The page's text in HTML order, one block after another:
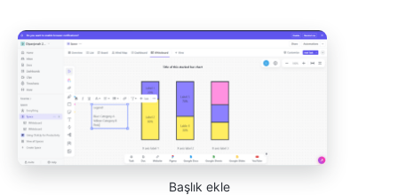
Başlık ekle